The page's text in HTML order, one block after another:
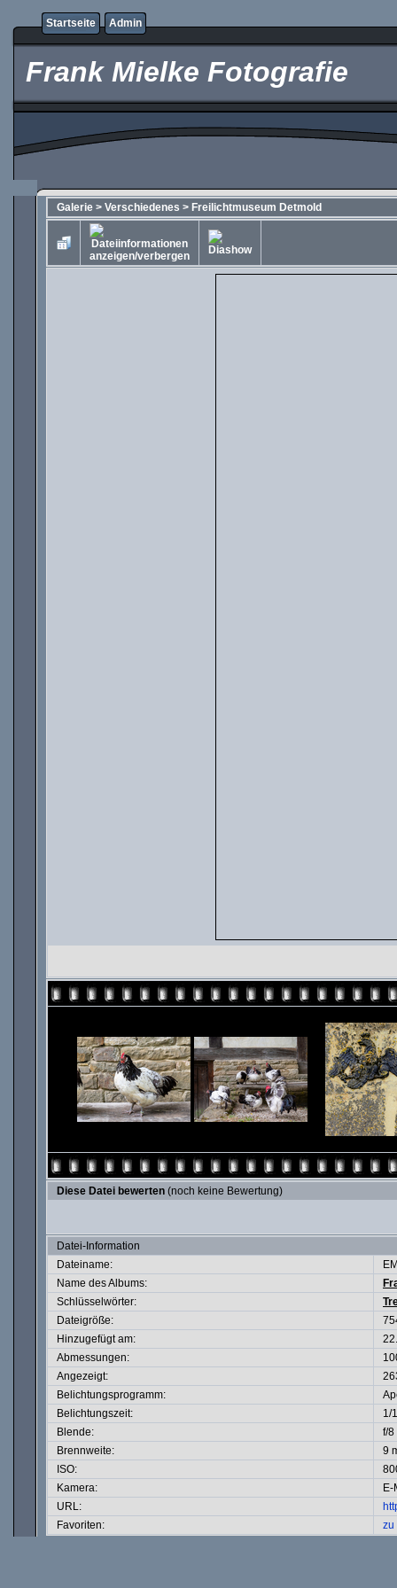
Startseite Admin
Frank Mielke Fotografie
Galerie > Verschiedenes > Freilichtmuseum Detmold
Diese Datei bewerten (noch keine Bewertung)
Datei-Information
Dateiname:
Name des Albums:
Schlüsselwörter:
Dateigröße:
Hinzugefügt am:
Abmessungen:
Angezeigt:
Belichtungsprogramm:
Belichtungszeit:
1/
Blende:
f/8
Brennweite:
9
ISO:
Kamera:
E-
URL:
Favoriten:
zu